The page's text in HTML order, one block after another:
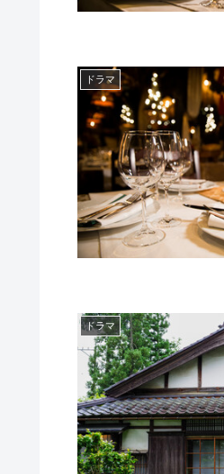
ドラマ
ドラマ